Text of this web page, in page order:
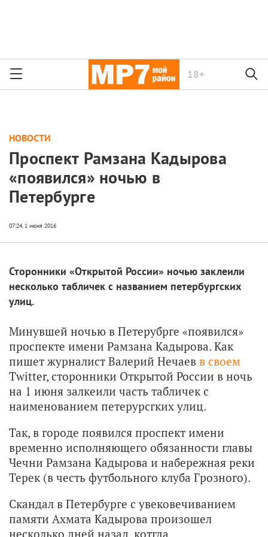
18+
НОВОСТИ
Проспект Рамзана Кадырова
«появился» ночью в
Петербурге
Сторонники «Открытой России» ночью заклеили
несколько табличек с названием петербургских
улиц.
Минувшей ночью в Петерубрге «появился»
проспекте имени Рамзана Кадырова. Как
пишет журналист Валерий Нечаев в своем
Twitter, сторонники Открытой России в ночь
на 1 июня залкеили часть табличек с
наименованием петерурсгких улиц.
Так, в городе появился проспект имени
временно исполняющего обязанности главы
Чечни Рамзана Кадырова и набережная реки
Терек (в честь футбольного клуба Грозного).
Скандал в Петербурге с увековечиванием
памяти Ахмата Кадырова произошел
несколько дней назад, котгда